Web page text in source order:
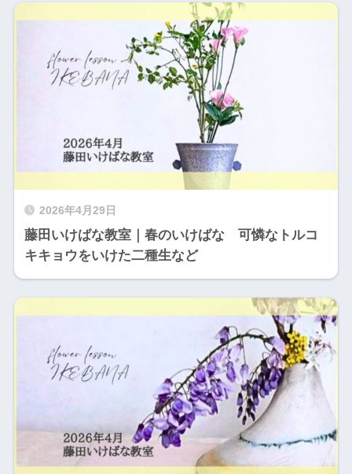
2026年4月29日
藤田いけばな教室｜春のいけばな 可憐なトルコ
キキョウをいけた二種生など